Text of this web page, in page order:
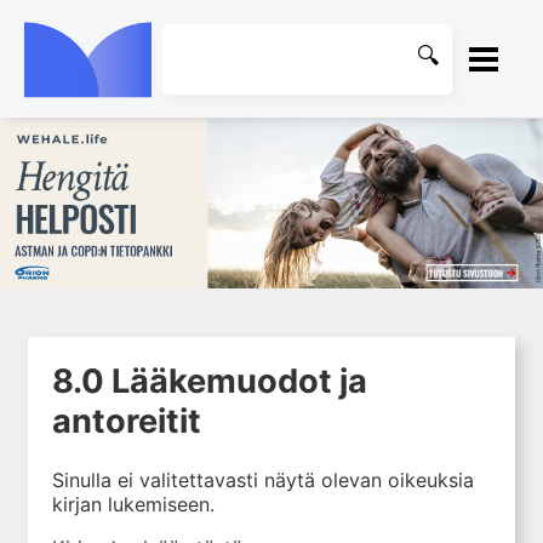
ETUSIVU
KIRJASTO
OHJEET
1. Johdanto farmakologiaan
2. Lääkkeiden kemia
3. Lääkekehitys
5. Farmakokinetiikka
6. Vierasainemetabolia
vaste
8. Lääkemuodot ja antoreitit
8.0 Lääkemuodot ja
antoreitit
Sinulla ei valitettavasti näytä olevan oikeuksia
kirjan lukemiseen.